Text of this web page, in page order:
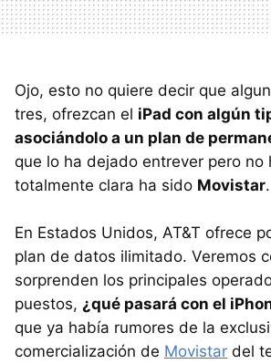
Ojo, esto no quiere decir que
tres, ofrezcan el iPad con algún
asociándolo a un plan de
que lo ha dejado entrever pero no
totalmente clara ha sido Movistar.
En Estados Unidos, AT&T ofrece
plan de datos ilimitado. Veremos
sorprenden los principales
puestos, ¿qué pasará con el
que ya había rumores de la
comercialización de Movistar del